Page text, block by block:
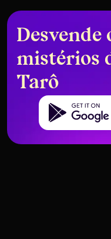
Desvende
mistérios
Tarô
Get it on Google